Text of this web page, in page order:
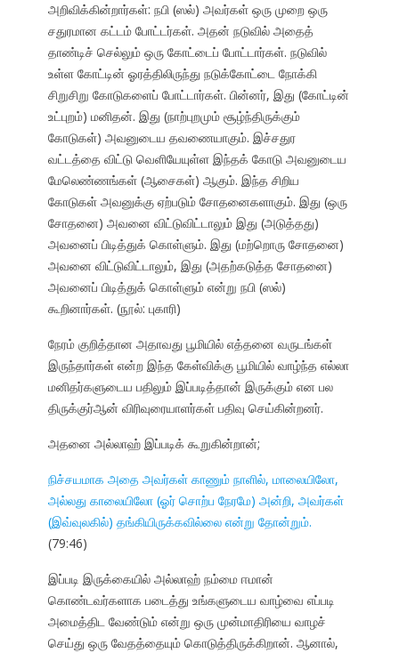
அறிவிக்கின்றார்கள்: நபி (ஸல்) அவர்கள் ஒரு முறை ஒரு
சதுரமான கட்டம் போட்டர்கள். அதன் நடுவில் அதைத்
தாண்டிச் செல்லும் ஒரு கோட்டைப் போட்டார்கள். நடுவில்
உள்ள கோட்டின் ஓரத்திலிருந்து நடுக்கோட்டை நோக்கி
சிறுசிறு கோடுகளைப் போட்டார்கள். பின்னர், இது (கோட்டின்
உட்புறம்) மனிதன். இது (நாற்புறமும் சூழ்ந்திருக்கும்
கோடுகள்) அவனுடைய தவணையாகும். இச்சதுர
வட்டத்தை விட்டு வெளியேயுள்ள இந்தக் கோடு அவனுடைய
மேலெண்ணங்கள் (ஆசைகள்) ஆகும். இந்த சிறிய
கோடுகள் அவனுக்கு ஏற்படும் சோதனைகளாகும். இது (ஒரு
சோதனை) அவனை விட்டுவிட்டாலும் இது (அடுத்தது)
அவனைப் பிடித்துக் கொள்ளும். இது (மற்றொரு சோதனை)
அவனை விட்டுவிட்டாலும், இது (அதற்கடுத்த சோதனை)
அவனைப் பிடித்துக் கொள்ளும் என்று நபி (ஸல்)
கூறினார்கள். (நூல்: புகாரி)
நேரம் குறித்தான அதாவது பூமியில் எத்தனை வருடங்கள்
இருந்தார்கள் என்ற இந்த கேள்விக்கு பூமியில் வாழ்ந்த எல்லா
மனிதர்களுடைய பதிலும் இப்படித்தான் இருக்கும் என பல
திருக்குர்ஆன் விரிவுரையாளர்கள் பதிவு செய்கின்றனர்.
அதனை அல்லாஹ் இப்படிக் கூறுகின்றான்;
நிச்சயமாக அதை அவர்கள் காணும் நாளில், மாலையிலோ,
அல்லது காலையிலோ (ஓர் சொற்ப நேரமே) அன்றி, அவர்கள்
(இவ்வுலகில்) தங்கியிருக்கவில்லை என்று தோன்றும்.
(79:46)
இப்படி இருக்கையில் அல்லாஹ் நம்மை ஈமான்
கொண்டவர்களாக படைத்து உங்களுடைய வாழ்வை எப்படி
அமைத்திட வேண்டும் என்று ஒரு முன்மாதிரியை வாழச்
செய்து ஒரு வேதத்தையும் கொடுத்திருக்கிறான். ஆனால்,